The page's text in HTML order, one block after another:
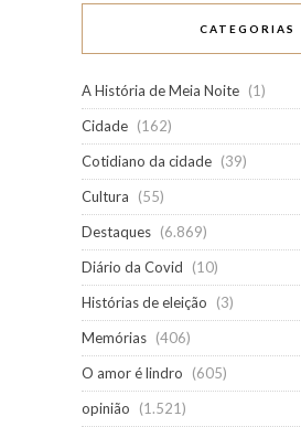
CATEGORIAS
A História de Meia Noite (1)
Cidade (162)
Cotidiano da cidade (39)
Cultura
(55)
Destaques (6.869)
Diário da Covid
(10)
Histórias de eleição
(3)
Memórias (406)
O amor é lindro
(605)
opinião
(1.521)